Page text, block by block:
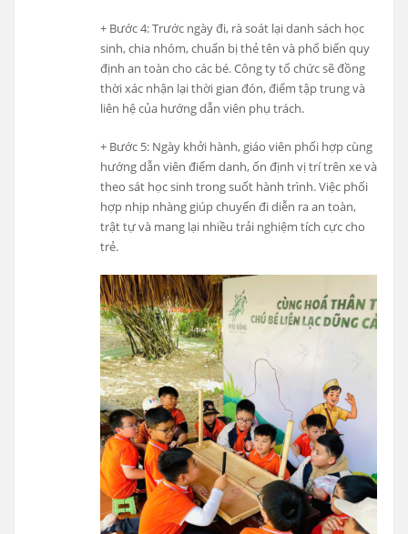
+ Bước 4: Trước ngày đi, rà soát lại danh sách học
sinh, chia nhóm, chuẩn bị thẻ tên và phổ biến quy
định an toàn cho các bé. Công ty tổ chức sẽ đồng
thời xác nhận lại thời gian đón, điểm tập trung và
liên hệ của hướng dẫn viên phụ trách.
+ Bước 5: Ngày khởi hành, giáo viên phối hợp cùng
hướng dẫn viên điểm danh, ổn định vị trí trên xe và
theo sát học sinh trong suốt hành trình. Việc phối
hợp nhịp nhàng giúp chuyến đi diễn ra an toàn,
trật tự và mang lại nhiều trải nghiệm tích cực cho
trẻ.